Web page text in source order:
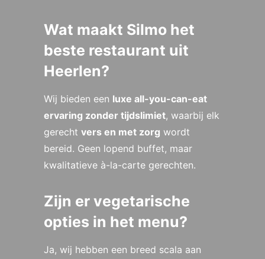
Wat maakt Silmo het
beste restaurant uit
Heerlen?
Wij bieden een luxe all-you-can-eat
ervaring zonder tijdslimiet, waarbij elk
gerecht vers en met zorg wordt
bereid. Geen lopend buffet, maar
kwalitatieve à-la-carte gerechten.
Zijn er vegetarische
opties in het menu?
Ja, wij hebben een breed scala aan